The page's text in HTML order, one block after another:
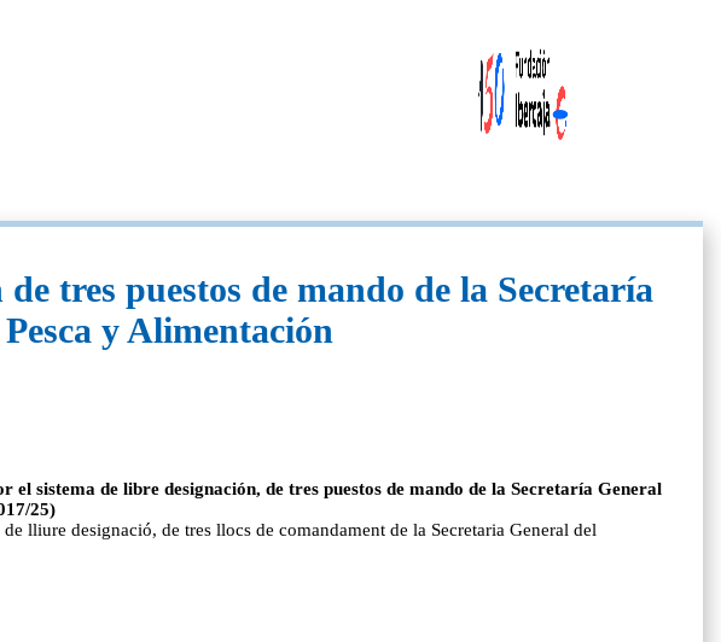
tres puestos de mando de la Secretaría
y Alimentación
sistema de libre designación, de tres puestos de mando de la Secretaría General
25)
lliure designació, de tres llocs de comandament de la Secretaria General del